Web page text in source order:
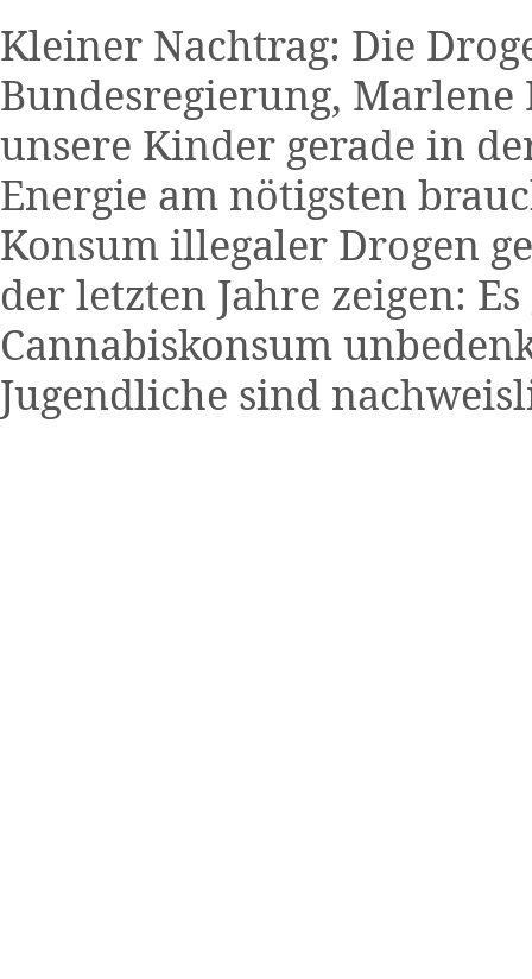
Kleiner Nachtrag: Die
Bundesregierung,
unsere Kinder gerade in
Energie am nötigsten
Konsum illegaler Drogen
der letzten Jahre zeigen:
Cannabiskonsum
Jugendliche sind